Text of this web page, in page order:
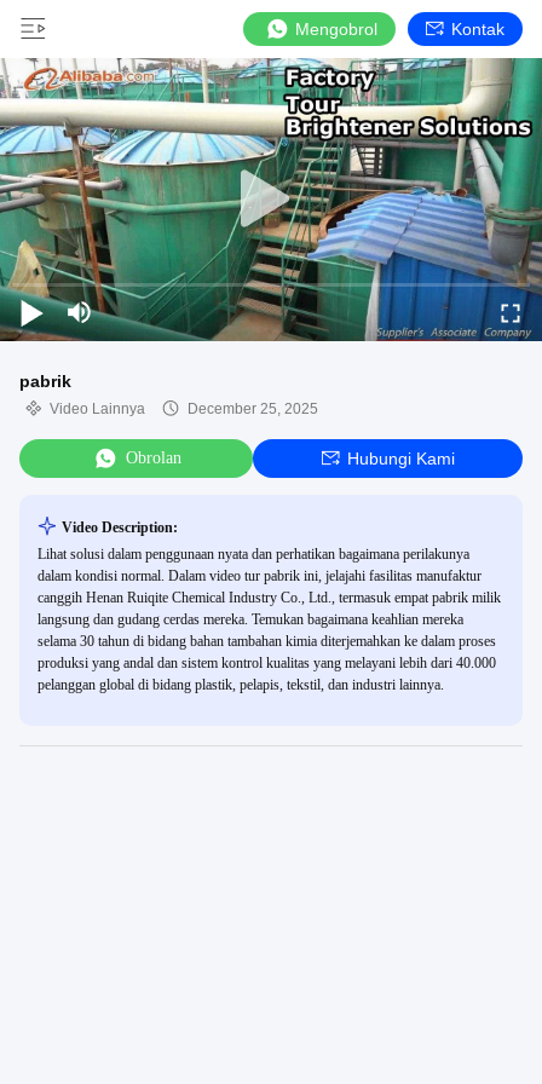
Mengobrol Kontak
pabrik
Video Lainnya December 25, 2025
Obrolan Hubungi Kami
Video Description:
Lihat solusi dalam penggunaan nyata dan perhatikan bagaimana perilakunya
dalam kondisi normal. Dalam video tur pabrik ini, jelajahi fasilitas manufaktur
canggih Henan Ruiqite Chemical Industry Co., Ltd., termasuk empat pabrik milik
langsung dan gudang cerdas mereka. Temukan bagaimana keahlian mereka
selama 30 tahun di bidang bahan tambahan kimia diterjemahkan ke dalam proses
produksi yang andal dan sistem kontrol kualitas yang melayani lebih dari 40.000
pelanggan global di bidang plastik, pelapis, tekstil, dan industri lainnya.